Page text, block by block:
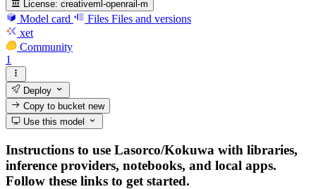
License: creativeml-openrail-m
Model card Files Files and versions
xet
Community
1
Deploy
Copy to bucketnew
Use this model
Instructions to use Lasorco/Kokuwa with libraries,
inference providers, notebooks, and local apps.
Follow these links to get started.